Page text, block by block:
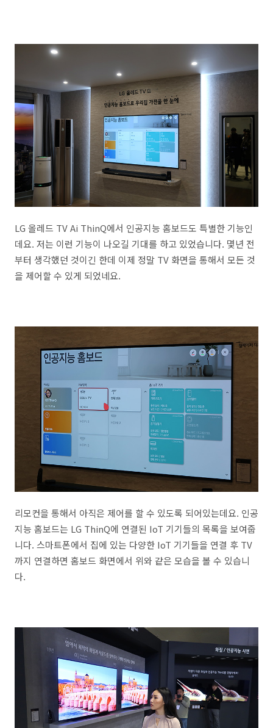
LG 올레드 TV Ai ThinQ에서 인공지능 홈보드도 특별한 기능인
데요. 저는 이런 기능이 나오길 기대를 하고 있었습니다. 몇년 전
부터 생각했던 것이긴 한데 이제 정말 TV 화면을 통해서 모든 것
을 제어할 수 있게 되었네요.
리모컨을 통해서 아직은 제어를 할 수 있도록 되어있는데요. 인공
지능 홈보드는 LG ThinQ에 연결된 IoT 기기들의 목록을 보여줍
니다. 스마트폰에서 집에 있는 다양한 IoT 기기들을 연결 후 TV
까지 연결하면 홈보드 화면에서 위와 같은 모습을 볼 수 있습니
다.